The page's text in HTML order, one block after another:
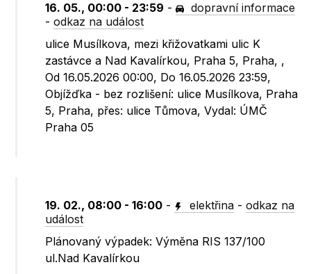
16. 05., 00:00 - 23:59 -
dopravní informace
-odkaz na událost
ulice Musílkova, mezi křižovatkami ulic K
zastávce a Nad Kavalírkou, Praha 5, Praha, ,
Od 16.05.2026 00:00, Do 16.05.2026 23:59,
Objížďka - bez rozlišení: ulice Musílkova, Praha
5, Praha, přes: ulice Tůmova, Vydal: ÚMČ
Praha 05
19. 02., 08:00 - 16:00 - elektřina -odkaz na
událost
Plánovaný výpadek: Výměna RIS 137/100
ul.Nad Kavalírkou